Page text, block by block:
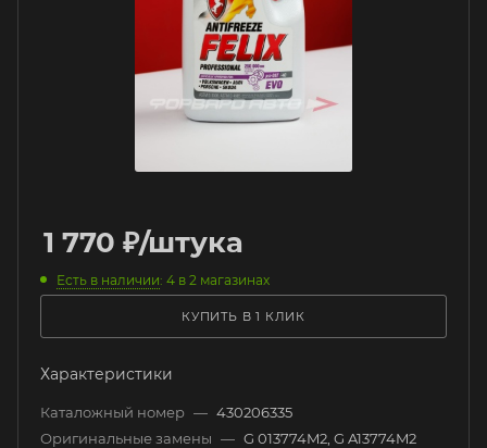
1 770 ₽/штука
Есть в наличии: 4 в 2 магазинах
КУПИТЬ В 1 КЛИК
Характеристики
Каталожный номер — 430206335
Оригинальные замены — G 013774M2, G A13774M2